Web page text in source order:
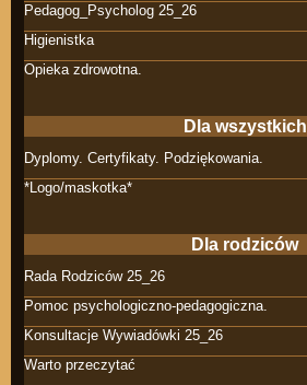
Pedagog_Psycholog 25_26
Higienistka
Opieka zdrowotna.
Dla wszystkich
Dyplomy. Certyfikaty. Podziękowania.
*Logo/maskotka*
Dla rodziców
Rada Rodziców 25_26
Pomoc psychologiczno-pedagogiczna.
Konsultacje Wywiadówki 25_26
Warto przeczytać